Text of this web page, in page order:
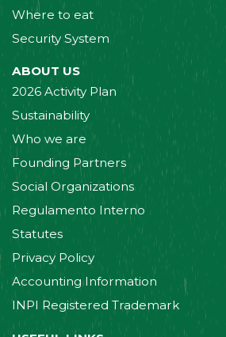
Where to eat
Security System
ABOUT US
2026 Activity Plan
Sustainability
Who we are
Founding Partners
Social Organizations
Regulamento Interno
Statutes
Privacy Policy
Accounting Information
INPI Registered Trademark